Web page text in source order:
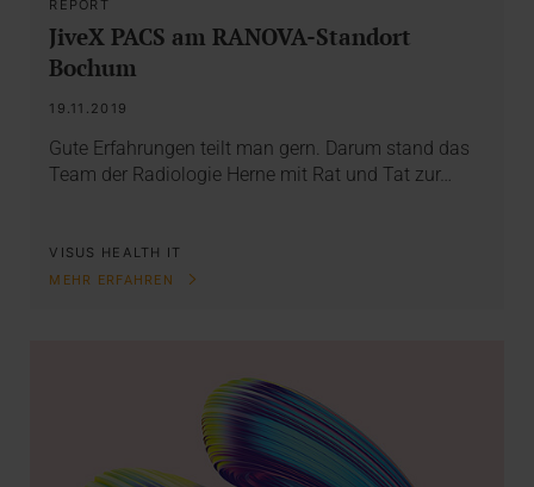
REPORT
JiveX PACS am RANOVA-Standort
Bochum
19.11.2019
Gute Erfahrungen teilt man gern. Darum stand das
Team der Radiologie Herne mit Rat und Tat zur…
VISUS HEALTH IT
MEHR ERFAHREN